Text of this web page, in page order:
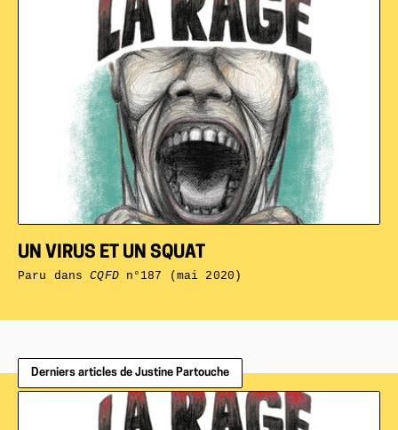
UN VIRUS ET UN SQUAT
Paru dansCQFDn°187 (mai 2020)
Derniers articles de Justine Partouche